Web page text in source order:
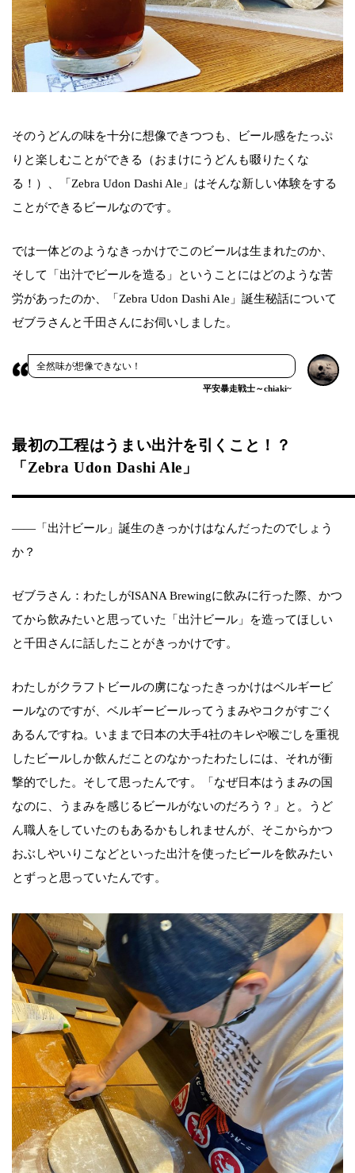
そのうどんの味を十分に想像できつつも、ビール感をたっぷ
りと楽しむことができる（おまけにうどんも啜りたくな
る！）、「Zebra Udon Dashi Ale」はそんな新しい体験をする
ことができるビールなのです。
では一体どのようなきっかけでこのビールは生まれたのか、
そして「出汁でビールを造る」ということにはどのような苦
労があったのか、「Zebra Udon Dashi Ale」誕生秘話について
ゼブラさんと千田さんにお伺いしました。
全然味が想像できない！
平安暴走戦士～chiaki~
最初の工程はうまい出汁を引くこと！？
「Zebra Udon Dashi Ale」
――「出汁ビール」誕生のきっかけはなんだったのでしょう
か？
ゼブラさん：わたしがISANA Brewingに飲みに行った際、かつ
てから飲みたいと思っていた「出汁ビール」を造ってほしい
と千田さんに話したことがきっかけです。
わたしがクラフトビールの虜になったきっかけはベルギービ
ールなのですが、ベルギービールってうまみやコクがすごく
あるんですね。いままで日本の大手4社のキレや喉ごしを重視
したビールしか飲んだことのなかったわたしには、それが衝
撃的でした。そして思ったんです。「なぜ日本はうまみの国
なのに、うまみを感じるビールがないのだろう？」と。うど
ん職人をしていたのもあるかもしれませんが、そこからかつ
おぶしやいりこなどといった出汁を使ったビールを飲みたい
とずっと思っていたんです。